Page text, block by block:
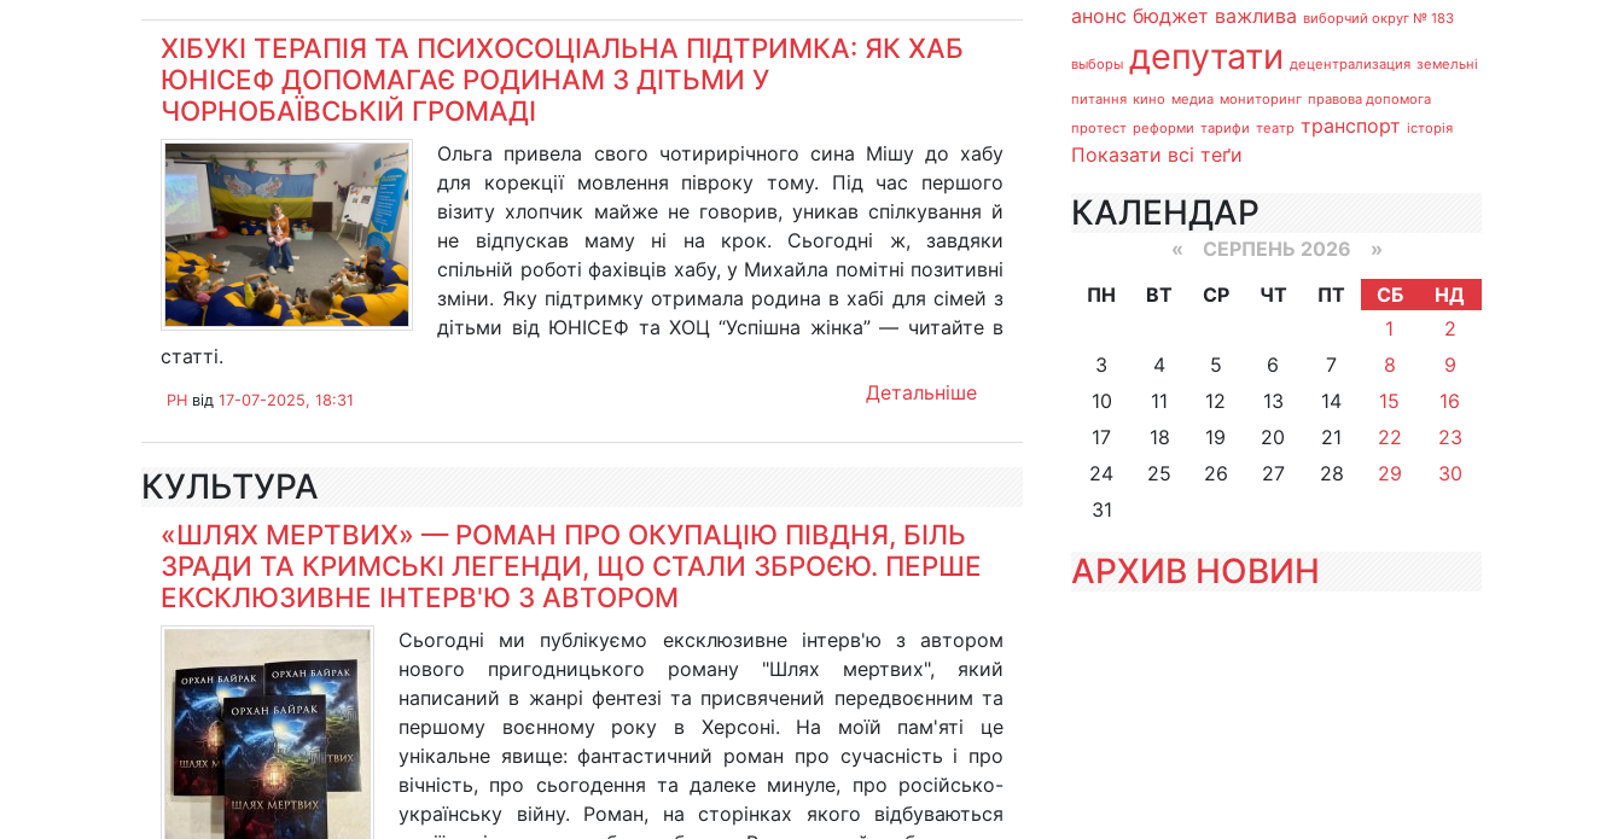
ХІБУКІ ТЕРАПІЯ ТА ПСИХОСОЦІАЛЬНА ПІДТРИМКА: ЯК ХАБ
ЮНІСЕФ ДОПОМАГАЄ РОДИНАМ З ДІТЬМИ У
ЧОРНОБАЇВСЬКІЙ ГРОМАДІ
Ольга привела свого чотирирічного сина Мішу до хабу
для корекції мовлення півроку тому. Під час першого
візиту хлопчик майже не говорив, уникав спілкування й
не відпускав маму ні на крок. Сьогодні ж, завдяки
спільній роботі фахівців хабу, у Михайла помітні позитивні
зміни. Яку підтримку отримала родина в хабі для сімей з
дітьми від ЮНІСЕФ та ХОЦ “Успішна жінка” — читайте в
статті.
Детальніше
PH від 17-07-2025, 18:31
КУЛЬТУРА
«ШЛЯХ МЕРТВИХ» — РОМАН ПРО ОКУПАЦІЮ ПІВДНЯ, БІЛЬ
ЗРАДИ ТА КРИМСЬКІ ЛЕГЕНДИ, ЩО СТАЛИ ЗБРОЄЮ. ПЕРШЕ
ЕКСКЛЮЗИВНЕ ІНТЕРВ'Ю З АВТОРОМ
Сьогодні ми публікуємо ексклюзивне інтерв'ю з автором
нового пригодницького роману "Шлях мертвих", який
написаний в жанрі фентезі та присвячений передвоєнним та
першому воєнному року в Херсоні. На моїй пам'яті це
унікальне явище: фантастичний роман про сучасність і про
вічність, про сьогодення та далеке минуле, про російсько-
українську війну. Роман, на сторінках якого відбуваються
анонс бюджет важлива виборчий округ № 183
выборы депутати децентрализация земельні
питання кино медиа мониторинг правова допомога
протест реформи тарифи театр транспорт історія
Показати всі теґи
КАЛЕНДАР
« СЕРПЕНЬ 2026 »
ПН
ВТ СР ЧТ ПТ СБ
НД
1
2
3
4 5 6 7 8
9
10
11 12 13 14 15
16
17
18 19 20 21 22
23
24
25 26 27 28 29
30
31
АРХИВ НОВИН